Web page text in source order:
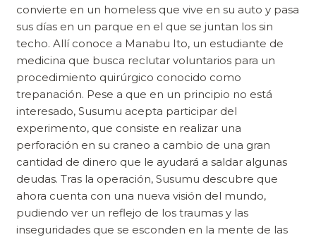
convierte en un homeless que vive en su auto y pasa
sus días en un parque en el que se juntan los sin
techo. Allí conoce a Manabu Ito, un estudiante de
medicina que busca reclutar voluntarios para un
procedimiento quirúrgico conocido como
trepanación. Pese a que en un principio no está
interesado, Susumu acepta participar del
experimento, que consiste en realizar una
perforación en su craneo a cambio de una gran
cantidad de dinero que le ayudará a saldar algunas
deudas. Tras la operación, Susumu descubre que
ahora cuenta con una nueva visión del mundo,
pudiendo ver un reflejo de los traumas y las
inseguridades que se esconden en la mente de las